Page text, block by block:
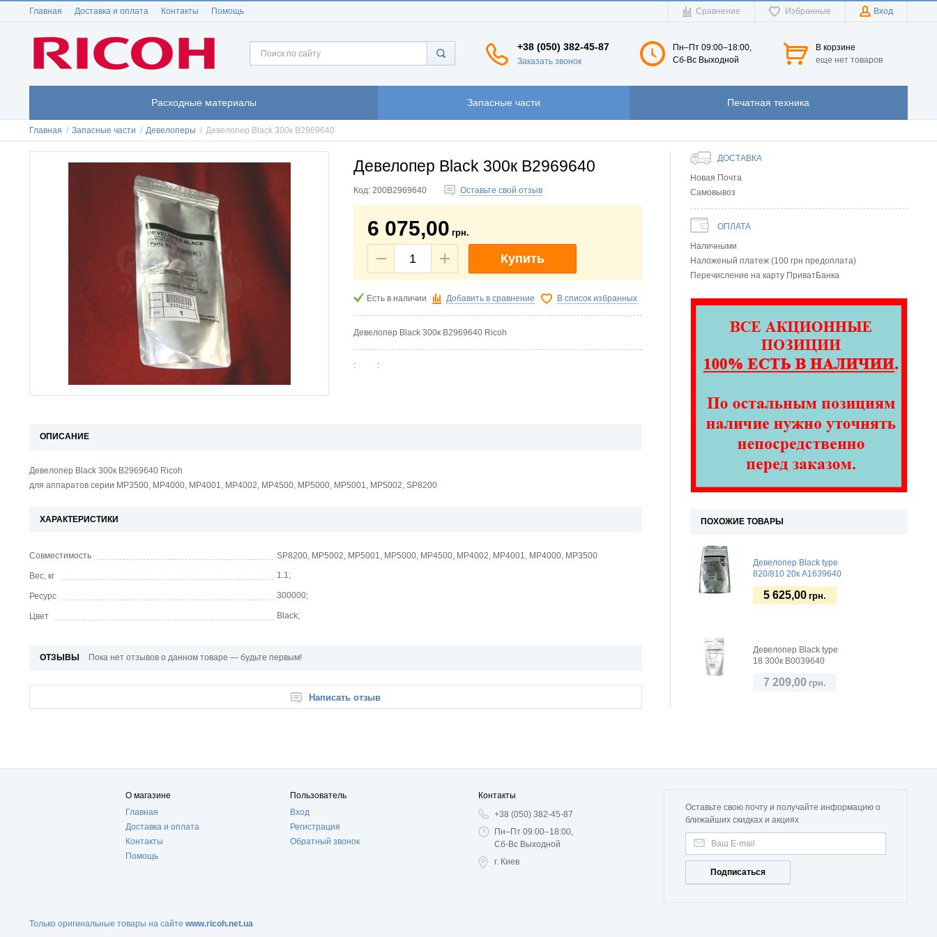
Главная Доставка и оплата Контакты Помощь Сравнение Избранные Вход
+38 (050) 382-45-87
Заказать звонок
Пн–Пт 09:00–18:00,
Сб-Вс Выходной
В корзине
еще нет товаров
Расходные материалы Запасные части Печатная техника
Главная / Запасные части / Девелоперы / Девелопер Black 300к B2969640
ДОСТАВКА
Новая Почта
Самовывоз
ОПЛАТА
Наличными
Наложеный платеж (100 грн предоплата)
Перечисление на карту ПриватБанка
ПОХОЖИЕ ТОВАРЫ
Девелопер Black type
820/810 20к A1639640
5 625,00 грн.
Девелопер Black type
18 300к B0039640
7 209,00 грн.
Девелопер Black 300к B2969640
Код: 200B2969640 Оставьте свой отзыв
6 075,00 грн.
Купить
Есть в наличии Добавить в сравнение В список избранных
Девелопер Black 300к B2969640 Ricoh
: :
ОПИСАНИЕ
Девелопер Black 300к B2969640 Ricoh
для аппаратов серии MP3500, MP4000, MP4001, MP4002, MP4500, MP5000, MP5001, MP5002, SP8200
ХАРАКТЕРИСТИКИ
Совместимость SP8200, MP5002, MP5001, MP5000, MP4500, MP4002, MP4001, MP4000, MP3500
Вес, кг 1.1;
Ресурс 300000;
Цвет Black;
ОТЗЫВЫ Пока нет отзывов о данном товаре — будьте первым!
Написать отзыв
О магазине
Главная
Доставка и оплата
Контакты
Помощь
Пользователь
Вход
Регистрация
Обратный звонок
Контакты
+38 (050) 382-45-87
Пн–Пт 09:00–18:00,
Сб-Вс Выходной
г. Киев
Оставьте свою почту и получайте информацию о
ближайших скидках и акциях
Подписаться
Только оригинальные товары на сайте www.ricoh.net.ua